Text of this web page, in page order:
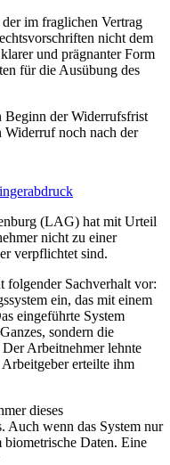
im fraglichen Vertrag
nicht dem
und prägnanter Form
für die Ausübung des
Beginn der Widerrufsfrist
noch nach der
(LAG) hat mit Urteil
nicht zu einer
verpflichtet sind.
folgender Sachverhalt vor:
ein, das mit einem
eingeführte System
sondern die
Arbeitnehmer lehnte
erteilte ihm
dieses
Auch wenn das System nur
Daten. Eine